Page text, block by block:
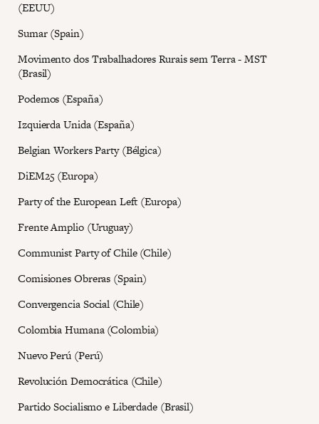
(EEUU)
Sumar (Spain)
Movimento dos Trabalhadores Rurais sem Terra - MST
(Brasil)
Podemos (España)
Izquierda Unida (España)
Belgian Workers Party (Bélgica)
DiEM25 (Europa)
Party of the European Left (Europa)
Frente Amplio (Uruguay)
Communist Party of Chile (Chile)
Comisiones Obreras (Spain)
Convergencia Social (Chile)
Colombia Humana (Colombia)
Nuevo Perú (Perú)
Revolución Democrática (Chile)
Partido Socialismo e Liberdade (Brasil)